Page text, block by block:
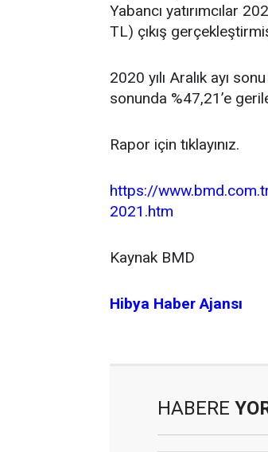
Yabancı yatırımcılar
TL) çıkış
2020 yılı Aralık ayı
sonunda %47,21’e
Rapor için tıklayınız.
https://
2021.htm
Kaynak BMD
Hibya Haber Ajansı
HABERE